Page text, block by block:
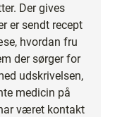
Der gives
er sendt recept
hvordan fru
der sørger for
udskrivelsen,
medicin på
været kontakt